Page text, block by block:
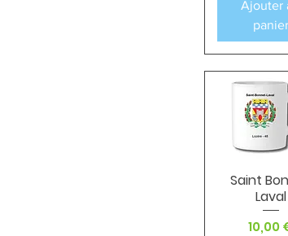
Ajouter
panier
Aperçu
Saint
Laval
Prix
10,00